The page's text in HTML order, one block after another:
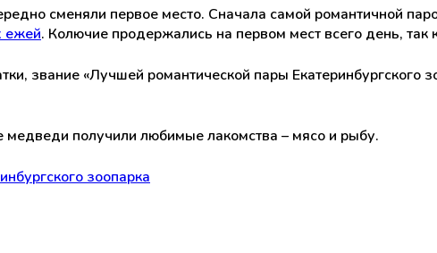
сменяли первое место. Сначала самой романтичной
ежей. Колючие продержались на первом мест всего день, так
звание «Лучшей романтической пары Екатеринбургского
получили любимые лакомства – мясо и рыбу.